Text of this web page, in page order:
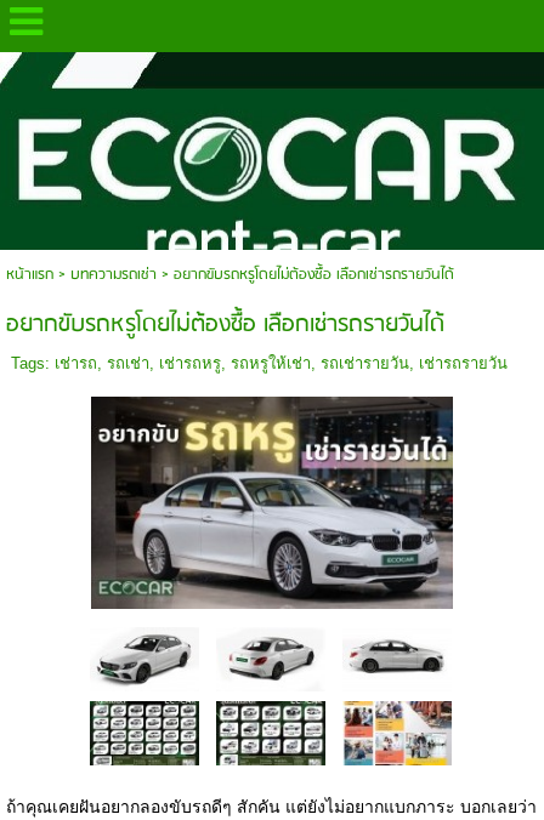
.
หน้าแรก> บทความรถเช่า > อยากขับรถหรูโดยไม่ต้องซื้อ เลือกเช่ารถรายวันได้
อยากขับรถหรูโดยไม่ต้องซื้อ เลือกเช่ารถรายวันได้
Tags: เช่ารถ, รถเช่า, เช่ารถหรู, รถหรูให้เช่า, รถเช่ารายวัน, เช่ารถรายวัน
ถ้าคุณเคยฝันอยากลองขับรถดีๆ สักคัน แต่ยังไม่อยากแบกภาระ บอกเลยว่า